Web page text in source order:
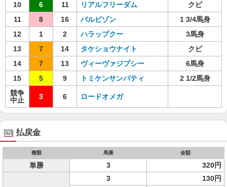
10
6 11 リアルフリーダム
クビ
11
8 16 バルビゾン
1 3/4馬身
12
1 2 ハラップクー
3馬身
13
7 14 タケショウナイト
クビ
14
7 13 ヴィーヴァジプシー
6馬身
15
5 9 トミケンサンパティ
2 1/2馬身
競争
中止
3 6 ロードオメガ
払戻金
種類 馬番 金額
単勝 3 320円
3
130円